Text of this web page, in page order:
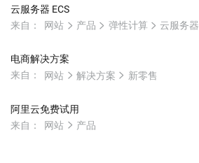
云服务器 ECS
来自：
网站 产品 弹性计算 云服务器
电商解决方案
来自：
网站 解决方案 新零售
阿里云免费试用
来自：
网站 产品